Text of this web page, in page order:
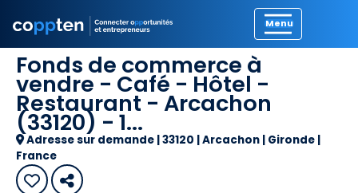
Fonds de commerce à
vendre - Café - Hôtel -
Restaurant - Arcachon
(33120) - 1...
Adresse sur demande | 33120 | Arcachon | Gironde |
France